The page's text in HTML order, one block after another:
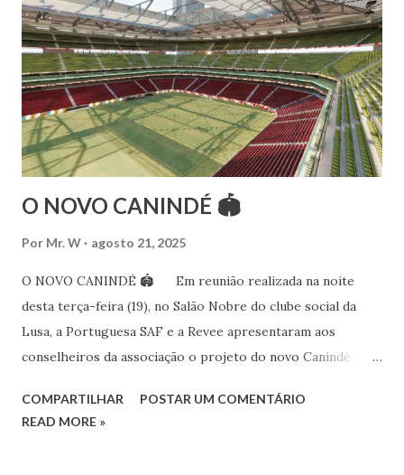
folclóricas do Rajastão (Kalbelia, Banjara, Ghoomar, Chair).
Bailarina profissional e professora de dança. Dedica-se há
15 anos ao estudo e pesquisa de danças étnicas, em especial
às danças ciganas, árabes e indianas. Iniciou seus estudos de
dança aos 4 anos de idade (em 1982) no balé clássico,
passando por diversas atividades co...
O NOVO CANINDÉ 🏟
Por Mr. W agosto 21, 2025
O NOVO CANINDÉ 🏟 Em reunião realizada na noite
desta terça-feira (19), no Salão Nobre do clube social da
Lusa, a Portuguesa SAF e a Revee apresentaram aos
conselheiros da associação o projeto do novo Canindé.
complexo, que englobará clube social, edifício garagem
COMPARTILHAR
POSTAR UM COMENTÁRIO
READ MORE »